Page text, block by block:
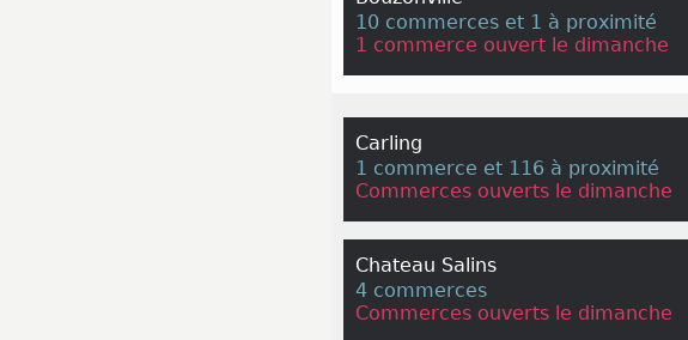
10 commerces et 1 à proximité
1 commerce ouvert le dimanche
Carling
1 commerce et 116 à proximité
Commerces ouverts le dimanche
Chateau Salins
4 commerces
Commerces ouverts le dimanche